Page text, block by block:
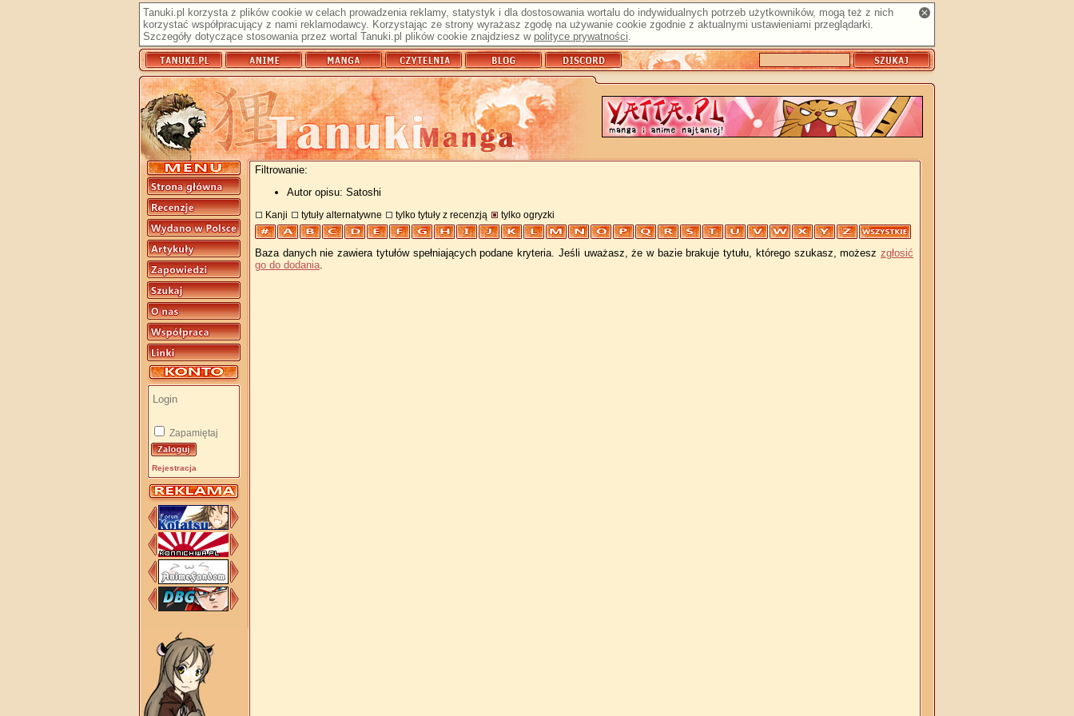
Tanuki.pl korzysta z plików cookie w celach prowadzenia reklamy, statystyk i dla dostosowania wortalu do indywidualnych potrzeb użytkowników, mogą też z nich
korzystać współpracujący z nami reklamodawcy. Korzystając ze strony wyrażasz zgodę na używanie cookie zgodnie z aktualnymi ustawieniami przeglądarki.
Szczegóły dotyczące stosowania przez wortal Tanuki.pl plików cookie znajdziesz w polityce prywatności.
Zapamiętaj
Rejestracja
Filtrowanie:
Autor opisu: Satoshi
Kanji tytuły alternatywne tylko tytuły z recenzją tylko ogryzki
Baza danych nie zawiera tytułów spełniających podane kryteria. Jeśli uważasz, że w bazie brakuje tytułu, którego szukasz, możesz zgłosić
go do dodania.